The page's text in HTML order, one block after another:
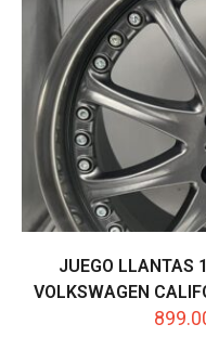
JUEGO LLANTAS
VOLKSWAGEN